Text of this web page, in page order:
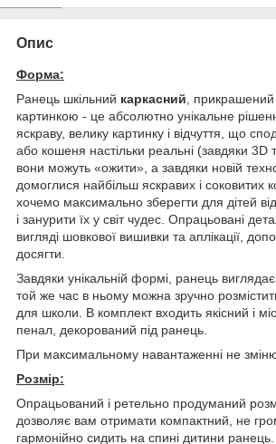
Опис
Форма:
Ранець шкільний каркасний ,
картинкою - це абсолютно унікальне
яскраву, велику картинку і відчуття, що
або кошеня настільки реальні (завдяки 3D
вони можуть «ожити», а завдяки новій
домоглися найбільш яскравих і соковитих
хочемо максимально зберегти для дітей
і занурити їх у світ чудес. Опрацьовані
вигляді шовкової вишивки та аплікації,
досягти.
Завдяки унікальній формі, ранець
той же час в ньому можна зручно розмістити
для школи. В комплект входить якісний і
пенал, декорований під ранець.
При максимальному навантаженні не
Розмір:
Опрацьований і ретельно продуманий
дозволяє вам отримати компактний, не
гармонійно сидить на спині дитини